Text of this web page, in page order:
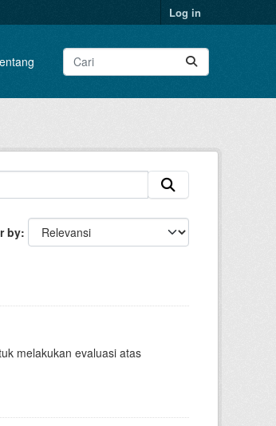
Log in
by
melakukan evaluasi atas